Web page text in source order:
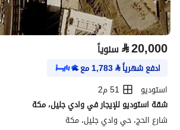
⃁20,000 سنوياً
ادفع شهرياً⃁
1,783مع
استوديو
51 م2
شقة استوديو للإيجار في وادي جليل، مكة
شارع الحج، حي وادي جليل، مكة